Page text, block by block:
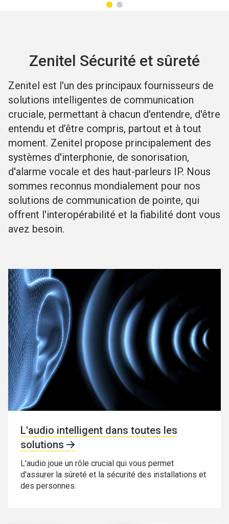
Zenitel Sécurité et sûreté
Zenitel est l'un des principaux fournisseurs de
solutions intelligentes de communication
cruciale, permettant à chacun d'entendre, d'être
entendu et d’être compris, partout et à tout
moment. Zenitel propose principalement des
systèmes d'interphonie, de sonorisation,
d'alarme vocale et des haut-parleurs IP. Nous
sommes reconnus mondialement pour nos
solutions de communication de pointe, qui
offrent l'interopérabilité et la fiabilité dont vous
avez besoin.
L'audio intelligent dans toutes les
solutions
L'audio joue un rôle crucial qui vous permet
d'assurer la sûreté et la sécurité des installations et
des personnes.